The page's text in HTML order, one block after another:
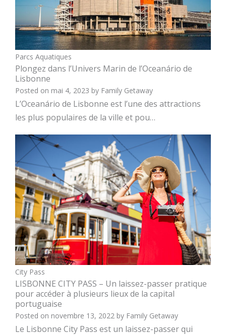
Parcs Aquatiques
Plongez dans l’Univers Marin de l’Oceanário de
Lisbonne
Posted on mai 4, 2023 by Family Getaway
L’Oceanário de Lisbonne est l’une des attractions
les plus populaires de la ville et pou…
City Pass
LISBONNE CITY PASS – Un laissez-passer pratique
pour accéder à plusieurs lieux de la capital
portuguaise
Posted on novembre 13, 2022 by Family Getaway
Le Lisbonne City Pass est un laissez-passer qui